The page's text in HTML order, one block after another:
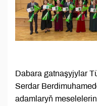
Dabara gatnaşyjylar
Serdar
adamlaryň